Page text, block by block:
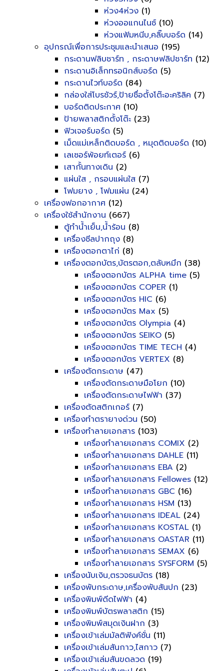
ห่วง4ห่วง (1)
ห่วงออแกนไนซ์ (10)
ห่วงแฟ้มหนีบ,คลิ๊บบอร์ด (14)
อุปกรณ์เพื่อการประชุมและนำเสนอ (195)
กระดานฟลิบชาร์ท , กระดาษฟลิปชาร์ท (12)
กระดานอิเล็กทรอนิกส์บอร์ด (5)
กระดานไวท์บอร์ด (84)
กล่องใส่โบรชัวร์,ป้ายชื่อตั้งโต๊ะอะคริลิค (7)
บอร์ดติดประกาศ (10)
ป้ายพลาสติกตั้งโต๊ะ (23)
ฟิวเจอร์บอร์ด (5)
เม็ดแม่เหล็กติดบอร์ด , หมุดติดบอร์ด (10)
เลเซอร์พ้อยท์เตอร์ (6)
เสากั้นทางเดิน (2)
แผ่นใส , กรอบแผ่นใส (7)
โฟมยาง , โฟมแผ่น (24)
เครื่องฟอกอากาศ (12)
เครื่องใช้สำนักงาน (667)
ตู้ทำน้ำเย็น,น้ำร้อน (8)
เครื่องซีลปากถุง (8)
เครื่องตอกตาไก่ (8)
เครื่องตอกบัตร,บัตรตอก,ตลับหมึก (38)
เครื่องตอกบัตร ALPHA time (5)
เครื่องตอกบัตร COPER (1)
เครื่องตอกบัตร HIC (6)
เครื่องตอกบัตร Max (5)
เครื่องตอกบัตร Olympia (4)
เครื่องตอกบัตร SEIKO (5)
เครื่องตอกบัตร TIME TECH (4)
เครื่องตอกบัตร VERTEX (8)
เครื่องตัดกระดาษ (47)
เครื่องตัดกระดาษมือโยก (10)
เครื่องตัดกระดาษไฟฟ้า (37)
เครื่องตัดสติกเกอร์ (7)
เครื่องทำตรายางด่วน (50)
เครื่องทำลายเอกสาร (103)
เครื่องทำลายเอกสาร COMIX (2)
เครื่องทำลายเอกสาร DAHLE (11)
เครื่องทำลายเอกสาร EBA (2)
เครื่องทำลายเอกสาร Fellowes (12)
เครื่องทำลายเอกสาร GBC (16)
เครื่องทำลายเอกสาร HSM (13)
เครื่องทำลายเอกสาร IDEAL (24)
เครื่องทำลายเอกสาร KOSTAL (1)
เครื่องทำลายเอกสาร OASTAR (11)
เครื่องทำลายเอกสาร SEMAX (6)
เครื่องทำลายเอกสาร SYSFORM (5)
เครื่องนับเงิน,ตรวจธนบัตร (18)
เครื่องพับกระดาษ,เครื่องพับสันปก (23)
เครื่องพิมพ์ดีดไฟฟ้า (4)
เครื่องพิมพ์บัตรพลาสติก (15)
เครื่องพิมพ์สมุดเงินฝาก (3)
เครื่องเข้าเล่มมัลติฟังค์ชั่น (11)
เครื่องเข้าเล่มสันกาว,ไสกาว (7)
เครื่องเข้าเล่มสันขดลวด (19)